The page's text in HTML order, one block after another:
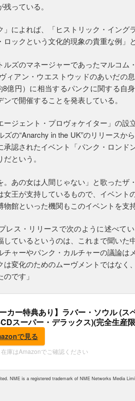
っている。
によれば、「ヒストリック・イング
ックという文化的現象の貴重な例」
ルズのマネージャーであったマルコム
ィアン・ウエストウッドのあいだの
億円）に相当するパンクに関する自
で開催することを発表している。
ージェント・プロヴォケイター」の設
の“Anarchy in the UK”のリリースか
承認されたイベント「パンク・ロンド
という。
。あの女は人間じゃない」と歌ったザ
女王が支持しているもので、イベント
館といった機関もこのイベントを支
レス・リリースで次のように述べて
しているというのは、これまで聞いた
ャーやパンク・カルチャーの議論は
変化のためのムーヴメントではなく
です」
ーカー特典あり】ラバー・ソウル (ス
スーパー・デラックス)(完全生産
ポスター付)
で見る
庫はAmazonでご確認ください
NME is a registered trademark of NME Networks Media